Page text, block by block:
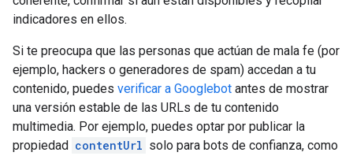
indicadores en ellos.
Si te preocupa que las personas que actúan de mala fe (por
ejemplo, hackers o generadores de spam) accedan a tu
contenido, puedes verificar a Googlebot antes de mostrar
una versión estable de las URLs de tu contenido
multimedia. Por ejemplo, puedes optar por publicar la
propiedad contentUrl solo para bots de confianza, como